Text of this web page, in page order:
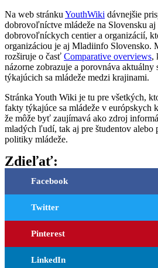
Na web stránku YouthWiki dávnejšie
dobrovoľníctve mládeže na Slovensku aj
dobrovoľníckych centier a organizácií,
organizáciou je aj Mladiinfo Slovensko.
rozširuje o časť Comparative overviews,
názorne zobrazuje a porovnáva aktuálny
týkajúcich sa mládeže medzi krajinami.
Stránka Youth Wiki je tu pre všetkých,
fakty týkajúce sa mládeže v európskych
že môže byť zaujímavá ako zdroj
mladých ľudí, tak aj pre študentov alebo
politiky mládeže.
Zdieľať:
Facebook
Twitter
Pinterest
LinkedIn